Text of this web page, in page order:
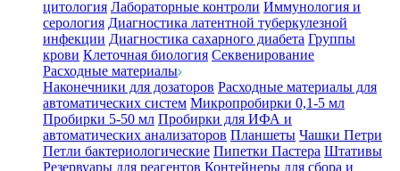
цитология Лабораторные контроли Иммунология и
серология Диагностика латентной туберкулезной
инфекции Диагностика сахарного диабета Группы
крови Клеточная биология Секвенирование
Расходные материалы
Наконечники для дозаторов Расходные материалы для
автоматических систем Микропробирки 0,1-5 мл
Пробирки 5-50 мл Пробирки для ИФА и
автоматических анализаторов Планшеты Чашки Петри
Петли бактериологические Пипетки Пастера Штативы
Резервуары для реагентов Контейнеры для сбора и